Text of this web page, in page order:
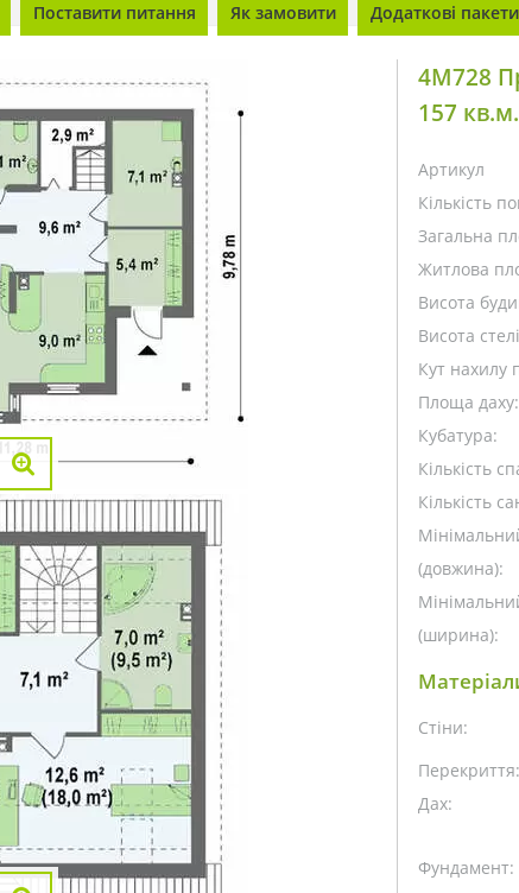
Поставити питання Як замовити Додаткові пакети
4M728
157 кв.м.
Артикул
Кількість
Загальна
Житлова
Висота
Висота
Кут нахилу
Площа даху:
Кубатура:
Кількість
Кількість
(довжина):
(ширина):
Стіни:
Перекриття:
Дах:
Фундамент: